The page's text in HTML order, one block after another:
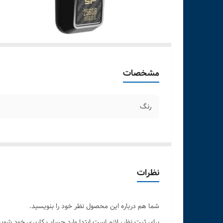
مشخصات
رنگ
نظرات
شما هم درباره این محصول نظر خود را بنویسید.